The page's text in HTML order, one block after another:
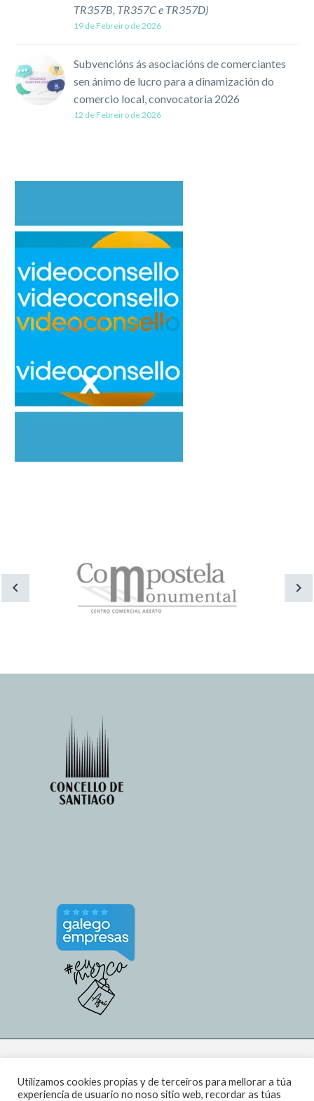
TR357B, TR357C e TR357D)
19 de Febreiro de 2026
Subvencións ás asociacións de comerciantes
sen ánimo de lucro para a dinamización do
comercio local, convocatoria 2026
12 de Febreiro de 2026
Utilizamos cookies propias y de terceiros para mellorar a túa
experiencia de usuario no noso sitio web, recordar as túas